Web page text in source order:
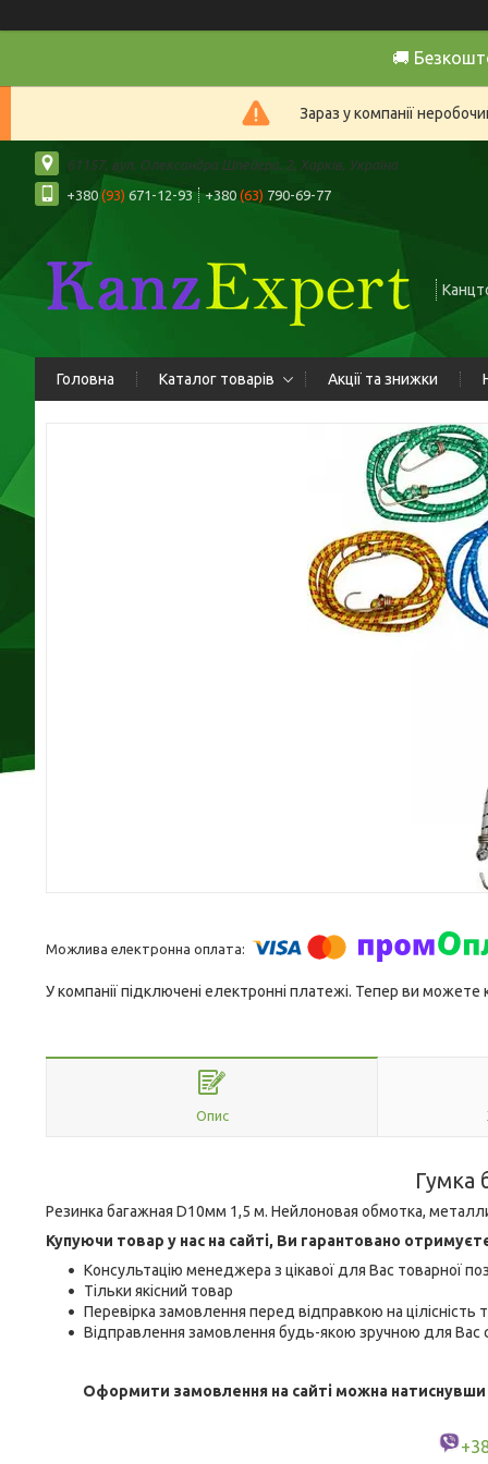
🚚
Зараз у компанії
61157, вул. Олександра Шпейєра, 2, Харків, Україна
+380(93) 671-12-93 +380 (63) 790-69-77
Головна Каталог товарів Акції та знижки
У компанії підключені електронні платежі. Тепер ви
Опис
Гумка
Резинка багажная D10мм 1,5 м. Нейлоновая обмотка,
Купуючи товар у нас на сайті, Ви гарантовано
Консультацію менеджера з цікавої для Вас товарної
Тільки якісний товар
Перевірка замовлення перед відправкою на цілісність
Відправлення замовлення будь-якою зручною для
Оформити замовлення на сайті можна